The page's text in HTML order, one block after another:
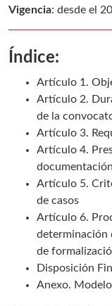
Vigencia: desde el
Índice:
Artículo 1.
Artículo 2.
de la
Artículo 3.
Artículo 4.
Artículo 5.
de casos
Artículo 6.
determinación
de
Disposición
Anexo.